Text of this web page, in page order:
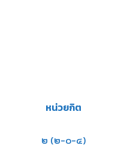
หน่วยกิต
๒ (๒-๐-๔)